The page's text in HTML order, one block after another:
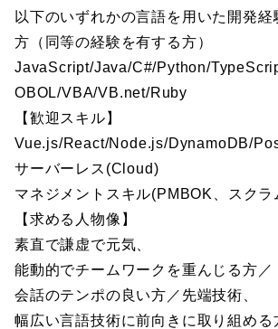
以下のいずれかの言語を用いた開発経
方（同等の経験を有する方）
JavaScript/Java/C#/Python/
OBOL/VBA/VB.net/Ruby
【歓迎スキル】
Vue.js/React/Node.js/DynamoDB/
サーバーレス(Cloud)
マネジメントスキル(PMBOK、スク
【求める人物像】
素直で謙虚で元気、
能動的でチームワークを重んじる方／
会話のテンポの良い方／先端技術、
幅広い言語技術に前向きに取り組める